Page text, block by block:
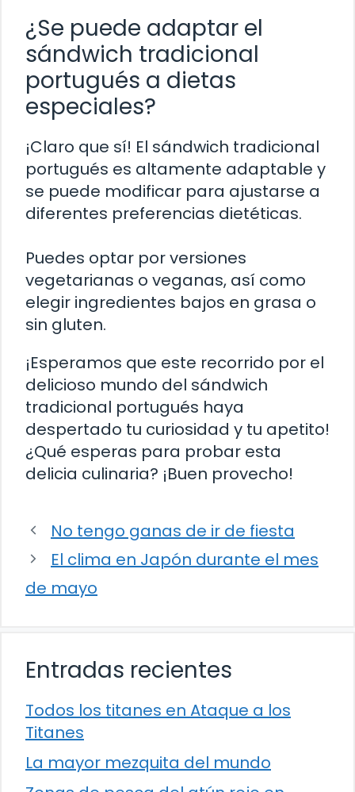
¿Se puede adaptar el
sándwich tradicional
portugués a dietas
especiales?
¡Claro que sí! El sándwich tradicional
portugués es altamente adaptable y
se puede modificar para ajustarse a
diferentes preferencias dietéticas.
Puedes optar por versiones
vegetarianas o veganas, así como
elegir ingredientes bajos en grasa o
sin gluten.
¡Esperamos que este recorrido por el
delicioso mundo del sándwich
tradicional portugués haya
despertado tu curiosidad y tu apetito!
¿Qué esperas para probar esta
delicia culinaria? ¡Buen provecho!
No tengo ganas de ir de fiesta
El clima en Japón durante el mes
de mayo
Entradas recientes
Todos los titanes en Ataque a los
Titanes
La mayor mezquita del mundo